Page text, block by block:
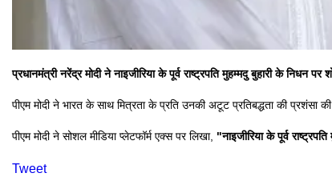
प्रधानमंत्री नरेंद्र मोदी ने नाइजीरिया के पूर्व राष्ट्रपति मुहम्मदु बुहारी के निधन पर
पीएम मोदी ने भारत के साथ मित्रता के प्रति उनकी अटूट प्रतिबद्धता की प्रशंसा
पीएम मोदी ने सोशल मीडिया प्लेटफॉर्म एक्स पर लिखा, "नाइजीरिया के पूर्व
Tweet